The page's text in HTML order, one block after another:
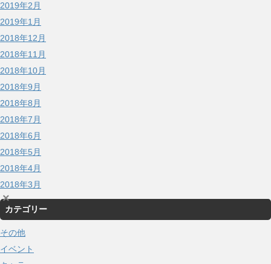
2019年2月
2019年1月
2018年12月
2018年11月
2018年10月
2018年9月
2018年8月
2018年7月
2018年6月
2018年5月
2018年4月
2018年3月
カテゴリー
その他
イベント
×